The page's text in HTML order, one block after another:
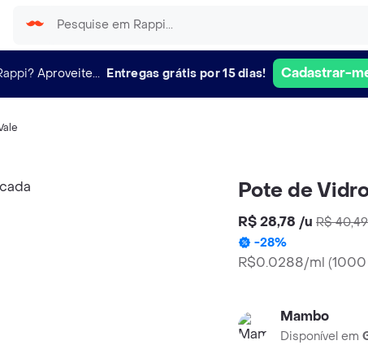
Aproveite... Entregas grátis por 15 dias! Cadastrar-
Pote de
R$ 28,78 /u R$ 40,49
-28%
R$0.0288/ml (1000
Mambo
Disponível em